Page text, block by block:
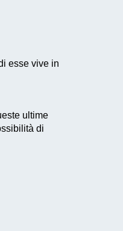
esse vive in
ultime
di